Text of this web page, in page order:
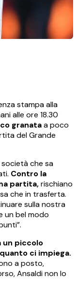
stampa alla
alle ore 18.30
granataa poco
del Grande
società che sa
Contro la
partita,rischiano
che in trasferta.
sulla nostra
un bel modo
un piccolo
ci impiega.
a posto,
Ansaldi non lo